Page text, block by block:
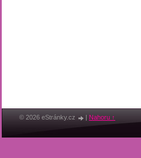
© 2026 eStránky.cz | Nahoru ↑